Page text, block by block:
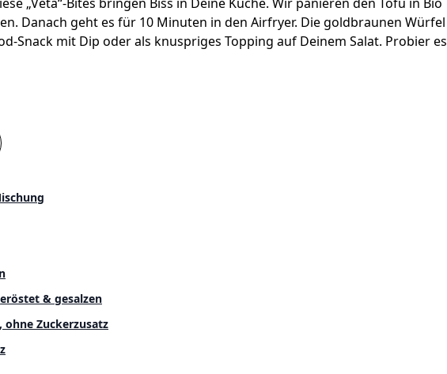
Danach geht es für 10 Minuten in den Airfryer. Die goldbraunen Würfel
Snack mit Dip oder als knuspriges Topping auf Deinem Salat. Probier es
& gesalzen
ohne Zuckerzusatz